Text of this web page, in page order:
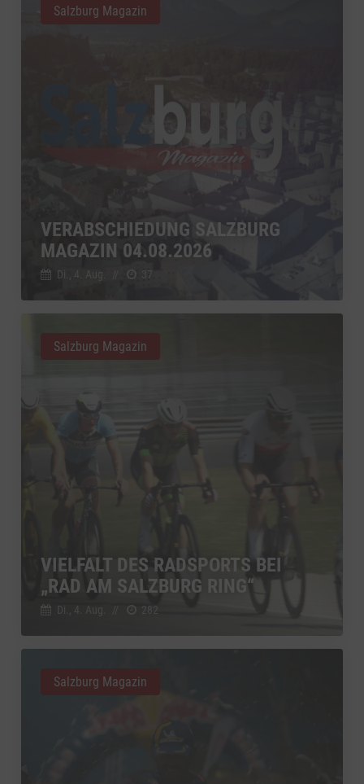
VERABSCHIEDUNG SALZBURG
MAGAZIN 04.08.2026
Di., 4. Aug. 37
Salzburg Magazin
VIELFALT DES RADSPORTS BEI
„RAD AM SALZBURG RING“
Di., 4. Aug. // 282
Salzburg Magazin
Salzburg Magazin